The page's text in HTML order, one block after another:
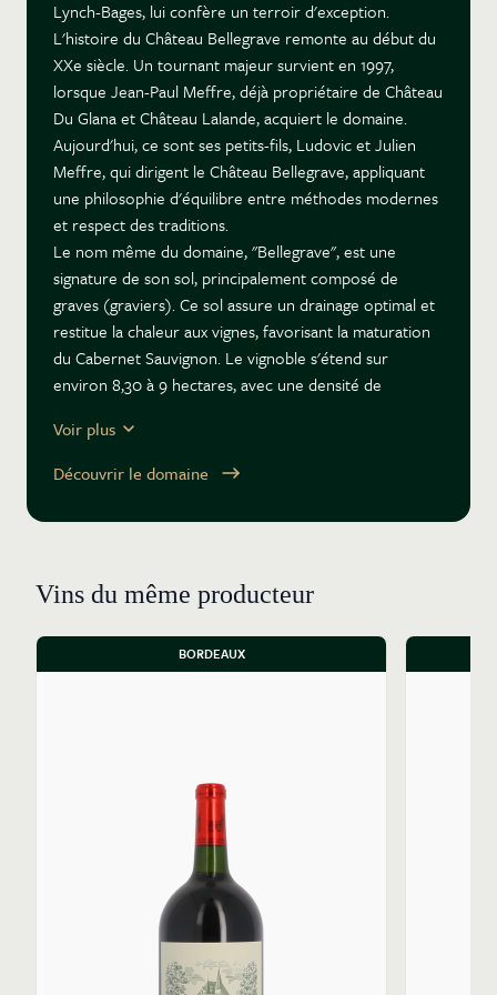
Lynch-Bages, lui confère un terroir d'exception.
L'histoire du Château Bellegrave remonte au début du
XXe siècle. Un tournant majeur survient en 1997,
lorsque Jean-Paul Meffre, déjà propriétaire de Château
Du Glana et Château Lalande, acquiert le domaine.
Aujourd'hui, ce sont ses petits-fils, Ludovic et Julien
Meffre, qui dirigent le Château Bellegrave, appliquant
une philosophie d'équilibre entre méthodes modernes
et respect des traditions.
Le nom même du domaine, "Bellegrave", est une
signature de son sol, principalement composé de
graves (graviers). Ce sol assure un drainage optimal et
restitue la chaleur aux vignes, favorisant la maturation
du Cabernet Sauvignon. Le vignoble s'étend sur
environ 8,30 à 9 hectares, avec une densité de
pratique qui favorise la concentration des baies et la
complexité du vin.
son encépagement dominé par le Cabernet Sauvignon,
le Cabernet Franc, qui apporte souplesse et complexité
La vinification est effectuée par petites parcelles pour
préserver les caractéristiques uniques de chaque
fermentation est thermo-régulée, et la durée de
cuvaison est d'environ 3 semaines.
Après fermentation, le vin est élevé pendant 12 mois en
fûts de chêne, avec une proportion de 40% en
moyenne de fûts neufs. Cette utilisation modérée du
bois neuf permet d'intégrer des notes subtiles sans
masquer la pureté du fruit et l'expression du terroir,
contribuant à la "longueur" et à la "verticalité" du vin.
Voir plus
Découvrir le domaine
Vins du même producteur
BORDEAUX